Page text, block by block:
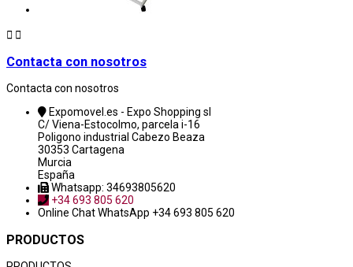
 
Contacta con nosotros
Contacta con nosotros
Expomovel.es - Expo Shopping sl
C/ Viena-Estocolmo, parcela i-16
Poligono industrial Cabezo Beaza
30353 Cartagena
Murcia
España
Whatsapp: 34693805620
+34 693 805 620
Online ChatWhatsApp +34 693 805 620
PRODUCTOS